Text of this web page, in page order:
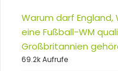
Warum darf
eine Fußball-WM
Großbritannien
69.2k Aufrufe